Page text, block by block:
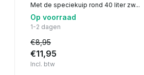
Met de speciekuip rond 40 liter zw...
Op voorraad
1-2 dagen
€8,95
€11,95
Incl. btw